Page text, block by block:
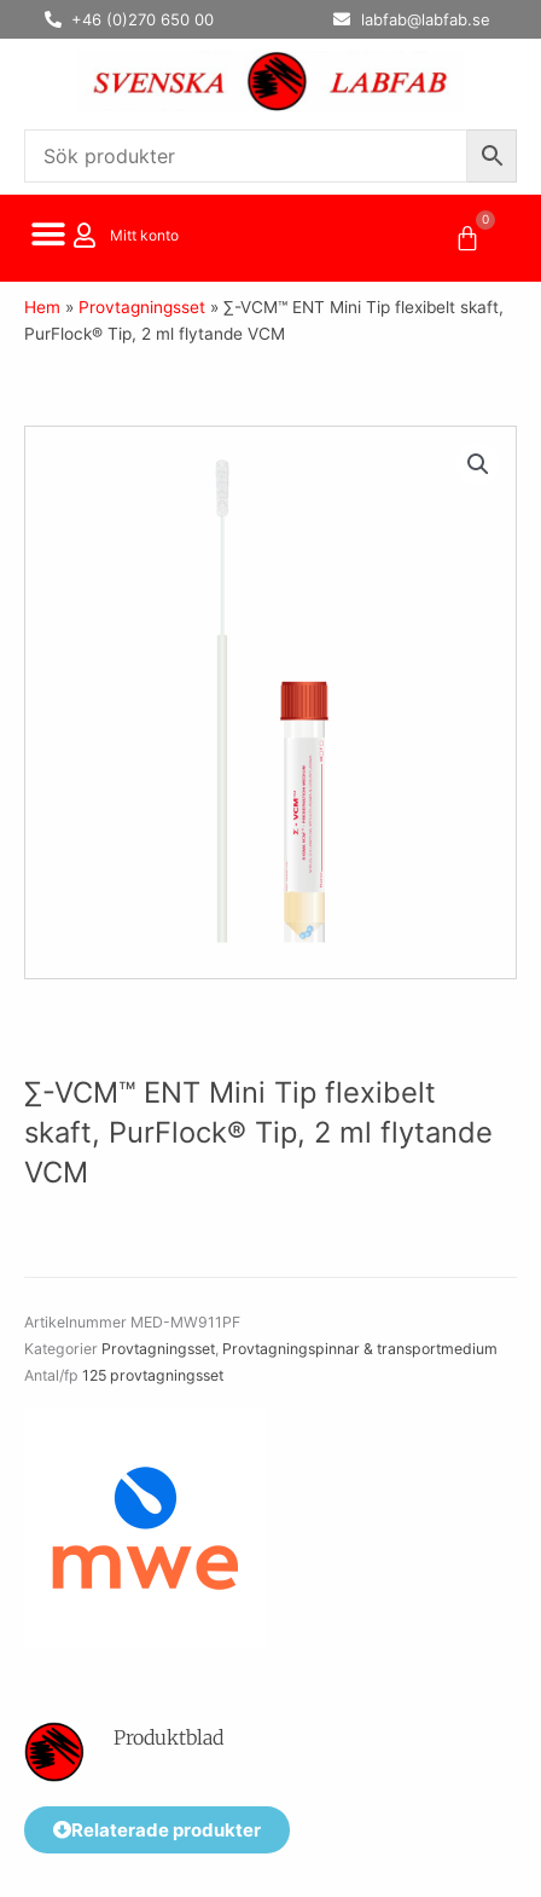
Hoppa
till
+46 (0)270 650 00 labfab@labfab.se
Mitt konto
0
Hem » Provtagningsset » ∑-VCM™ ENT Mini Tip flexibelt skaft,
PurFlock® Tip, 2 ml flytande VCM
∑-VCM™ ENT Mini Tip flexibelt
skaft, PurFlock® Tip, 2 ml flytande
VCM
Artikelnummer MED-MW911PF
Kategorier Provtagningsset Provtagningspinnar & transportmedium
Antal/fp 125 provtagningsset
Produktblad
Relaterade produkter